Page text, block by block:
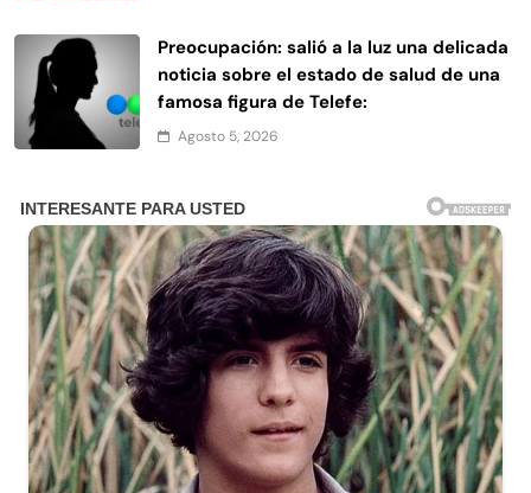
Preocupación: salió a la luz una delicada
noticia sobre el estado de salud de una
famosa figura de Telefe:
Agosto 5, 2026